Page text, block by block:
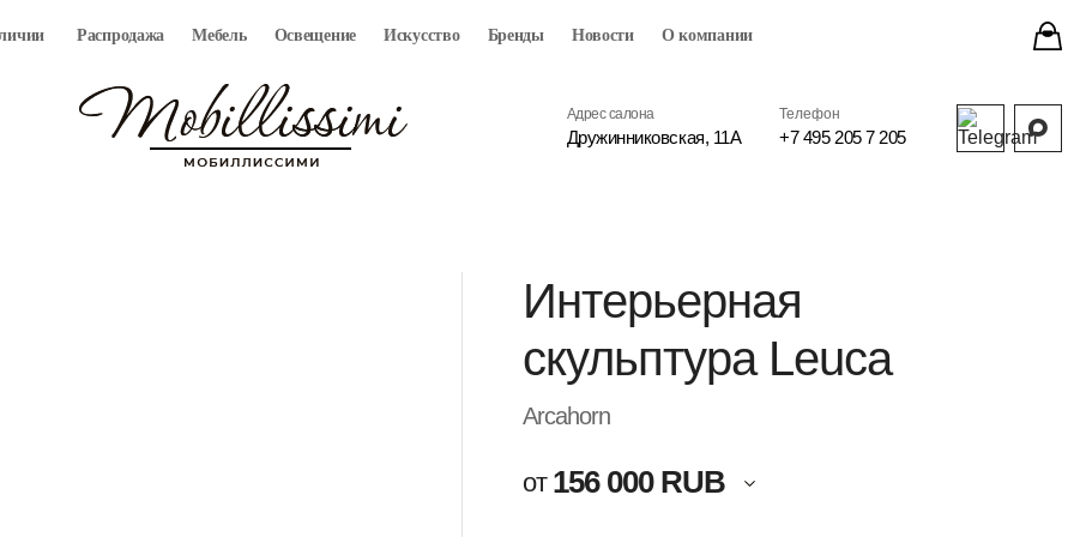
Распродажа Мебель Освещение Искусство Бренды Новости О компании
Адрес салона
Дружинниковская, 11А
Телефон
+7 495 205 7 205
Интерьерная
скульптура Leuca
Arcahorn
от 156 000 RUB